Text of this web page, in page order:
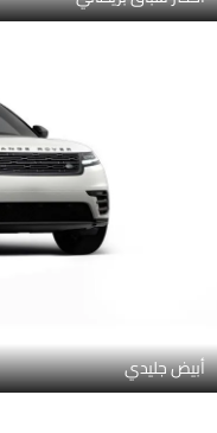
أبيض جليدي